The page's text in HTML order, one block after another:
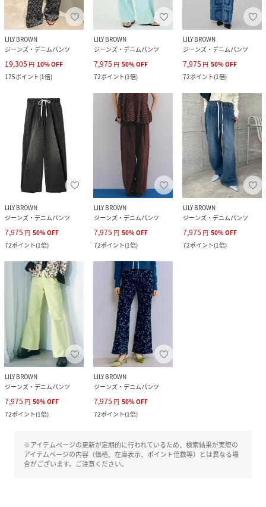
LILY BROWN
ジーンズ・デニムパンツ
19,305 円 10%OFF
175ポイント(1倍)
LILY BROWN
ジーンズ・デニムパンツ
7,975 円 50%OFF
72ポイント(1倍)
LILY BROWN
ジーンズ・デニムパンツ
7,975 円 50%OFF
72ポイント(1倍)
LILY BROWN
ジーンズ・デニムパンツ
7,975 円 50%OFF
72ポイント(1倍)
LILY BROWN
ジーンズ・デニムパンツ
7,975 円 50%OFF
72ポイント(1倍)
LILY BROWN
ジーンズ・デニムパンツ
7,975 円 50%OFF
72ポイント(1倍)
LILY BROWN
ジーンズ・デニムパンツ
7,975 円 50%OFF
72ポイント(1倍)
LILY BROWN
ジーンズ・デニムパンツ
7,975 円 50%OFF
72ポイント(1倍)
※アイテムページの更新が定期的に行われているため、検索結果が実際の
アイテムページの内容（価格、在庫表示、ポイント倍数等）とは異なる場
合がございます。ご注意ください。